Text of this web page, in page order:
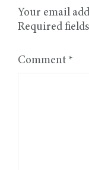
Your email
Required
Comment *